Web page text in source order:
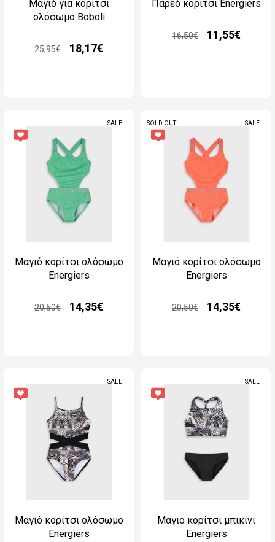
Μαγιό για κορίτσι
ολόσωμο Boboli
25,95€ 18,17€
Παρεό κορίτσι Energiers
16,50€ 11,55€
SALE
Μαγιό κορίτσι ολόσωμο
Energiers
20,50€ 14,35€
SOLD OUT SALE
Μαγιό κορίτσι ολόσωμο
Energiers
20,50€ 14,35€
SALE
Μαγιό κορίτσι ολόσωμο
Energiers
SALE
Μαγιό κορίτσι μπικίνι
Energiers